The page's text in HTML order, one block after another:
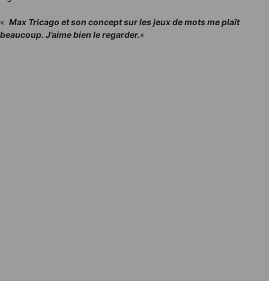
« Max Tricago et son concept sur les jeux de mots me plaît
beaucoup. J’aime bien le regarder.«